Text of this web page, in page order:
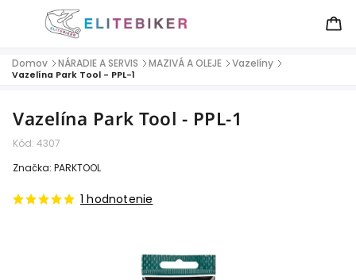
Domov / NÁRADIE A SERVIS / MAZIVÁ A OLEJE / Vazelíny /
Vazelína Park Tool - PPL-1
Vazelína Park Tool - PPL-1
Kód: 4307
1 hodnotenie
Značka: PARKTOOL